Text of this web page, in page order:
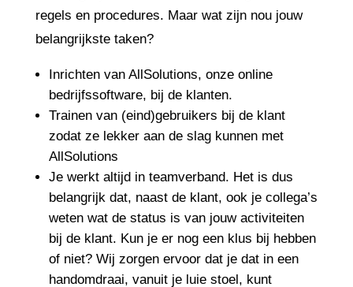
regels en procedures. Maar wat zijn nou jouw
belangrijkste taken?
Inrichten van AllSolutions, onze online
bedrijfssoftware, bij de klanten.
Trainen van (eind)gebruikers bij de klant
zodat ze lekker aan de slag kunnen met
AllSolutions
Je werkt altijd in teamverband. Het is dus
belangrijk dat, naast de klant, ook je collega’s
weten wat de status is van jouw activiteiten
bij de klant. Kun je er nog een klus bij hebben
of niet? Wij zorgen ervoor dat je dat in een
handomdraai, vanuit je luie stoel, kunt